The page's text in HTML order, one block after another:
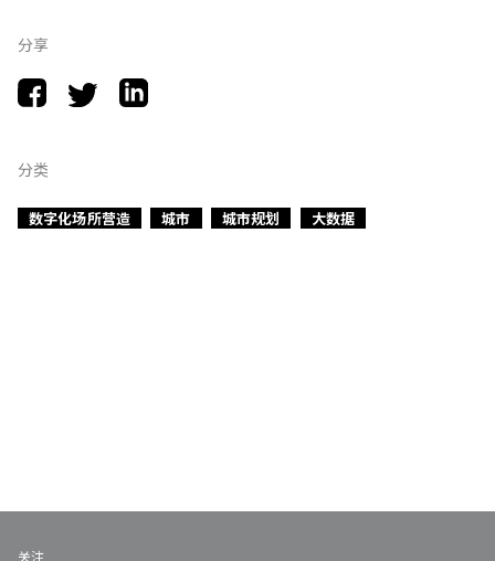
分享
分类
数字化场所营造 城市 城市规划 大数据
关注